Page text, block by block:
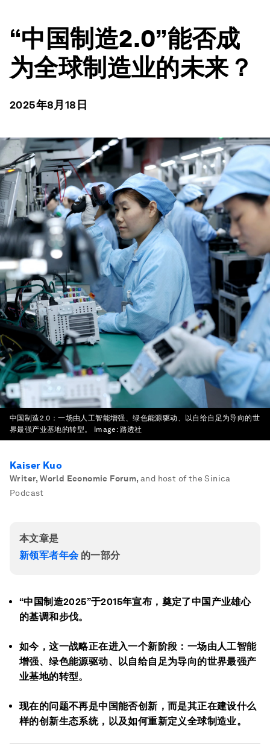
“中国制造2.0”能否成
为全球制造业的未来？
2025年8月18日
中国制造2.0：一场由人工智能增强、绿色能源驱动、以自给自足为导向的世
界最强产业基地的转型。
Image: 路透社
Kaiser Kuo
Writer, World Economic Forum, and host of the Sinica
Podcast
本文章是
新领军者年会的一部分
“中国制造2025”于2015年宣布，奠定了中国产业雄心
的基调和步伐。
如今，这一战略正在进入一个新阶段：一场由人工智能
增强、绿色能源驱动、以自给自足为导向的世界最强产
业基地的转型。
现在的问题不再是中国能否创新，而是其正在建设什么
样的创新生态系统，以及如何重新定义全球制造业。